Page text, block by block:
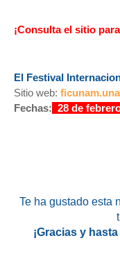
¡Consulta el sitio
El Festival
Sitio web:
Fechas: 28 de
Te ha gustado esta
¡Gracias y